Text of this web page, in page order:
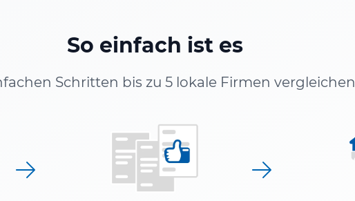
So einfach ist es
Schritten bis zu 5 lokale Firmen vergleichen